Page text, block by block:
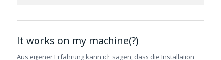
It works on my machine(?)
Aus eigener Erfahrung kann ich sagen, dass die Installation